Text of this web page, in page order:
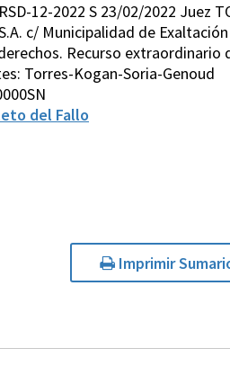
12-2022 S 23/02/2022 Juez
c/ Municipalidad de
Recurso extraordinario
Torres-Kogan-Soria-Genoud
del Fallo
Imprimir